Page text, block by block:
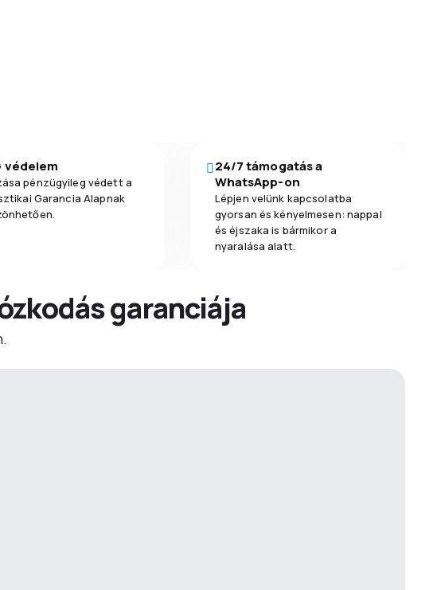
védelem
pénzügyileg védett a
Garancia Alapnak
24/7 támogatás a
WhatsApp-on
Lépjen velünk kapcsolatba
gyorsan és kényelmesen: nappal
és éjszaka is bármikor a
nyaralása alatt.
garanciája